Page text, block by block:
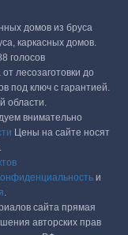
домов из бруса
каркасных домов.
голосов
лесозаготовки до
под ключ с гарантией.
области.
внимательно
Цены на сайте носят
и
.
сайта прямая
авторских прав